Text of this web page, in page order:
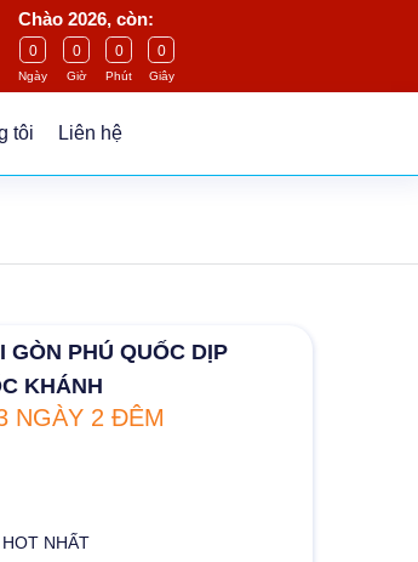
Chào 2026, còn:
0
Ngày
0
Giờ
0
Phút
0
Giây
tôi Liên hệ
GÒN PHÚ QUỐC DỊP
KHÁNH
NGÀY 2 ĐÊM
NHẤT